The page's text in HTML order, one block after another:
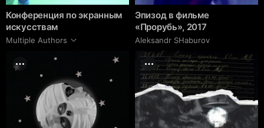
Конференция по экранным
искусствам
Multiple Authors
Эпизод в фильме
«Прорубь», 2017
Аleksandr SHaburov